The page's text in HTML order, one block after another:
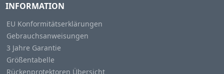
INFORMATION
EU Konformitätserklärungen
Gebrauchsanweisungen
3 Jahre Garantie
Größentabelle
Rückenprotektoren Übersicht